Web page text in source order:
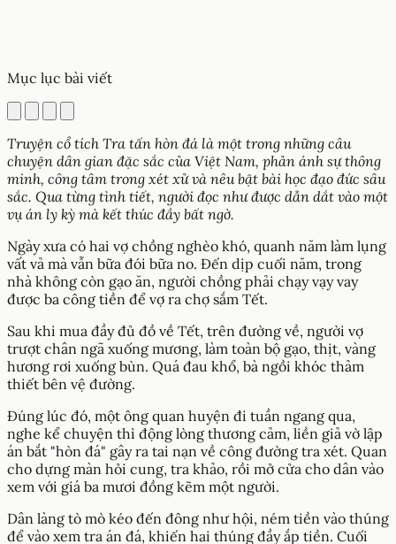
Mục lục bài viết
Truyện cổ tích Tra tấn hòn đá là một trong những câu
chuyện dân gian đặc sắc của Việt Nam, phản ánh sự thông
minh, công tâm trong xét xử và nêu bật bài học đạo đức sâu
sắc. Qua từng tình tiết, người đọc như được dẫn dắt vào một
vụ án ly kỳ mà kết thúc đầy bất ngờ.
Ngày xưa có hai vợ chồng nghèo khó, quanh năm làm lụng
vất vả mà vẫn bữa đói bữa no. Đến dịp cuối năm, trong
nhà không còn gạo ăn, người chồng phải chạy vạy vay
được ba công tiền để vợ ra chợ sắm Tết.
Sau khi mua đầy đủ đồ về Tết, trên đường về, người vợ
trượt chân ngã xuống mương, làm toàn bộ gạo, thịt, vàng
hương rơi xuống bùn. Quá đau khổ, bà ngồi khóc thảm
thiết bên vệ đường.
Đúng lúc đó, một ông quan huyện đi tuần ngang qua,
nghe kể chuyện thì động lòng thương cảm, liền giả vờ lập
án bắt "hòn đá" gây ra tai nạn về công đường tra xét. Quan
cho dựng màn hỏi cung, tra khảo, rồi mở cửa cho dân vào
xem với giá ba mươi đồng kẽm một người.
Dân làng tò mò kéo đến đông như hội, ném tiền vào thúng
để vào xem tra án đá, khiến hai thúng đầy ắp tiền. Cuối